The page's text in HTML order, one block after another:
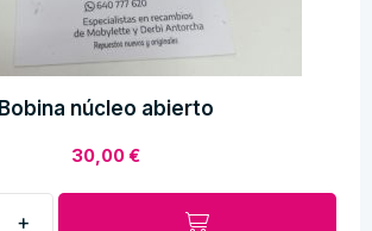
Bobina núcleo abierto
30,00€
+